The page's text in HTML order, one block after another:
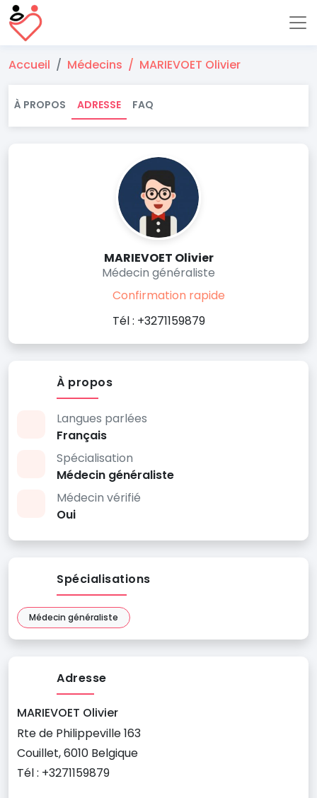
Accueil Médecins MARIEVOET Olivier
À PROPOS ADRESSE FAQ
MARIEVOET Olivier
Médecin généraliste
Confirmation rapide
Tél : +3271159879
À propos
Langues parlées
Français
Spécialisation
Médecin généraliste
Médecin vérifié
Oui
Spécialisations
Médecin généraliste
Adresse
MARIEVOET Olivier
Rte de Philippeville 163
Couillet, 6010 Belgique
Tél : +3271159879